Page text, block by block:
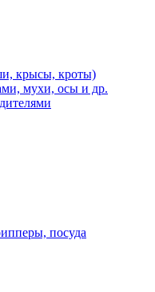
крысы, кроты)
мухи, осы и др.
посуда